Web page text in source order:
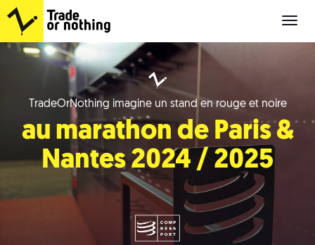
Cup
of
Zi
TradeOrNothing imagine un stand en rouge et noire
au marathon de Paris &
Nantes 2024 / 2025